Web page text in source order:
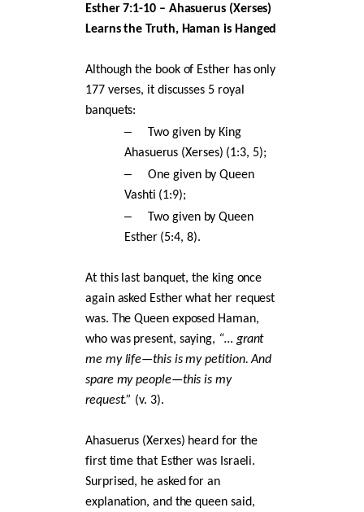
Esther 7:1-10 – Ahasuerus (Xerses)
Learns the Truth, Haman is Hanged
Although the book of Esther has only
177 verses, it discusses 5 royal
banquets:
–
Two given by King
Ahasuerus (Xerses) (1:3, 5);
–
One given by Queen
Vashti (1:9);
–
Two given by Queen
Esther (5:4, 8).
At this last banquet, the king once
again asked Esther what her request
was. The Queen exposed Haman,
who was present, saying, “… grant
me my life—this is my petition. And
spare my people—this is my
request.” (v. 3).
Ahasuerus (Xerxes) heard for the
first time that Esther was Israeli.
Surprised, he asked for an
explanation, and the queen said,